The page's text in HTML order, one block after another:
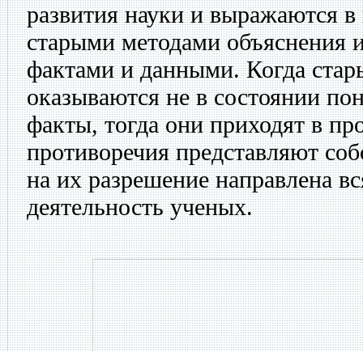
развития науки и выражаются
старыми методами объяснения
фактами и данными. Когда
оказываются не в состоянии
факты, тогда они приходят в
противоречия представляют
на их разрешение направлена
деятельность ученых.